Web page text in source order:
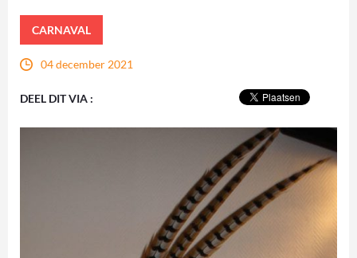
CARNAVAL
04 december 2021
DEEL DIT VIA :